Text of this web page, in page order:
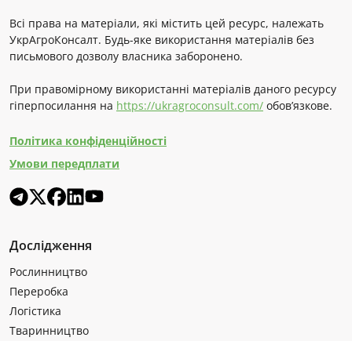
Всі права на матеріали, які містить цей ресурс, належать
УкрАгроКонсалт. Будь-яке використання матеріалів без
письмового дозволу власника заборонено.
При правомірному використанні матеріалів даного ресурсу
гіперпосилання на https://ukragroconsult.com/ обов’язкове.
Політика конфіденційності
Умови передплати
Дослідження
Рослинництво
Переробка
Логістика
Тваринництво